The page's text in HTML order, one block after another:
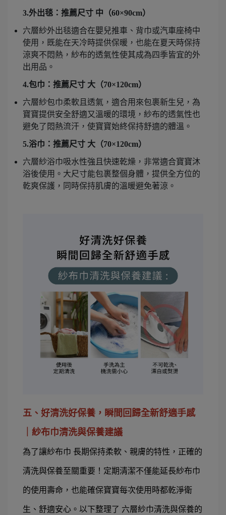
3.外出毯：推薦尺寸 中（60×90cm）
六層紗外出毯適合在嬰兒推車、背巾或汽車座椅中
使用，既能在天冷時提供保暖，也能在夏天時保持
涼爽不悶熱，紗布的透氣性使其成為四季皆宜的外
出用品。
4.包巾：推薦尺寸 大（70×120cm）
六層紗包巾柔軟且透氣，適合用來包裹新生兒，為
寶寶提供安全舒適又溫暖的環境，紗布的透氣性也
避免了悶熱流汗，使寶寶始終保持舒適的體溫。
5.浴巾：推薦尺寸 大（70×120cm）
六層紗浴巾吸水性強且快速乾燥，非常適合寶寶沐
浴後使用。大尺寸能包裹整個身體，提供全方位的
乾爽保護，同時保持肌膚的溫暖避免著涼。
五、好清洗好保養，瞬間回歸全新舒適手感
｜紗布巾清洗與保養建議
為了讓紗布巾 長期保持柔軟、親膚的特性，正確的
清洗與保養至關重要！定期清潔不僅能延長紗布巾
的使用壽命，也能確保寶寶每次使用時都乾淨衛
生、舒適安心。以下整理了 六層紗巾清洗與保養的